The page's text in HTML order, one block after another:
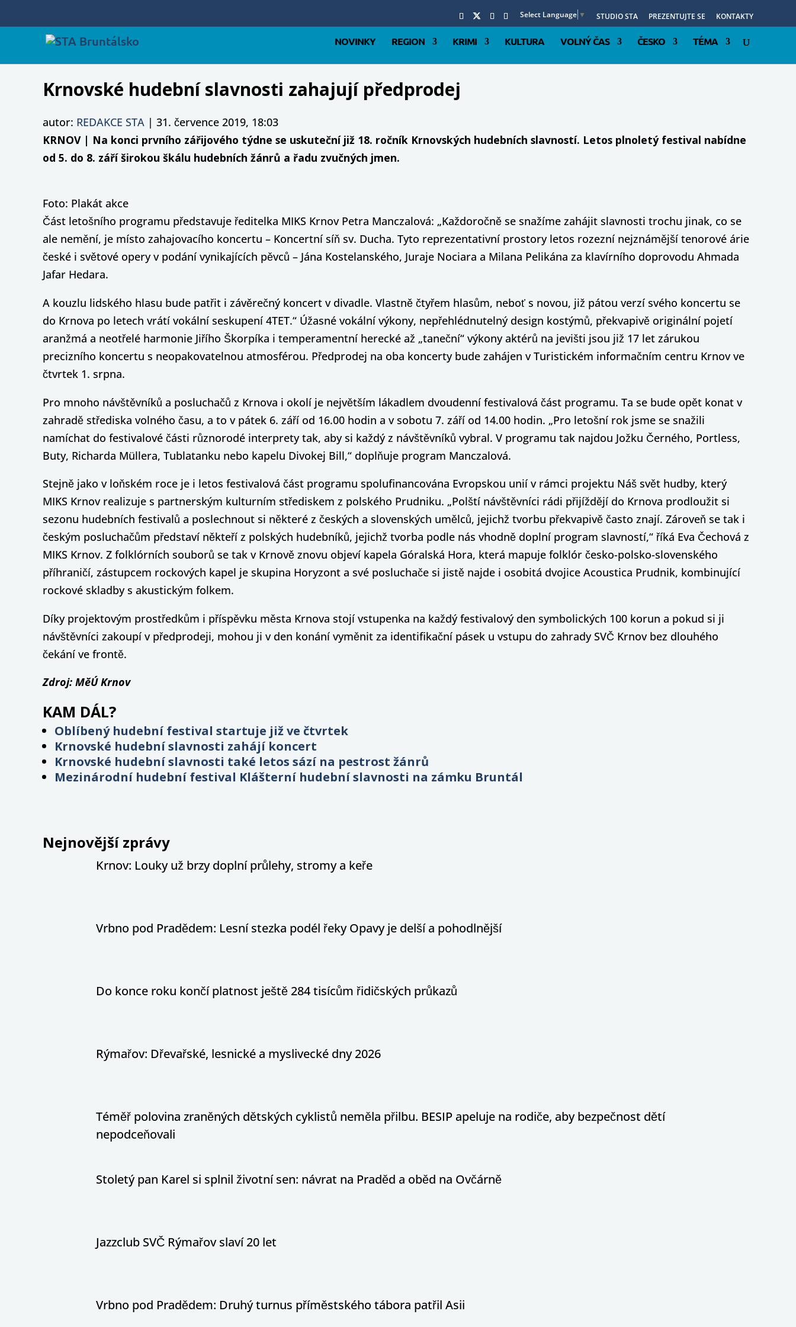
Select Language ▼ STUDIO STA PREZENTUJTE SE KONTAKTY
NOVINKY REGION KRIMI KULTURA VOLNÝ ČAS ČESKO TÉMA
Krnovské hudební slavnosti zahajují předprodej
autor: REDAKCE STA | 31. července 2019, 18:03
KRNOV | Na konci prvního zářijového týdne se uskuteční již 18. ročník Krnovských hudebních slavností. Letos plnoletý festival nabídne
od 5. do 8. září širokou škálu hudebních žánrů a řadu zvučných jmen.
Foto: Plakát akce
Část letošního programu představuje ředitelka MIKS Krnov Petra Manczalová: „Každoročně se snažíme zahájit slavnosti trochu jinak, co se
ale nemění, je místo zahajovacího koncertu – Koncertní síň sv. Ducha. Tyto reprezentativní prostory letos rozezní nejznámější tenorové árie
české i světové opery v podání vynikajících pěvců – Jána Kostelanského, Juraje Nociara a Milana Pelikána za klavírního doprovodu Ahmada
Jafar Hedara.
A kouzlu lidského hlasu bude patřit i závěrečný koncert v divadle. Vlastně čtyřem hlasům, neboť s novou, již pátou verzí svého koncertu se
do Krnova po letech vrátí vokální seskupení 4TET.“ Úžasné vokální výkony, nepřehlédnutelný design kostýmů, překvapivě originální pojetí
aranžmá a neotřelé harmonie Jiřího Škorpíka i temperamentní herecké až „taneční“ výkony aktérů na jevišti jsou již 17 let zárukou
precizního koncertu s neopakovatelnou atmosférou. Předprodej na oba koncerty bude zahájen v Turistickém informačním centru Krnov ve
čtvrtek 1. srpna.
Pro mnoho návštěvníků a posluchačů z Krnova i okolí je největším lákadlem dvoudenní festivalová část programu. Ta se bude opět konat v
zahradě střediska volného času, a to v pátek 6. září od 16.00 hodin a v sobotu 7. září od 14.00 hodin. „Pro letošní rok jsme se snažili
namíchat do festivalové části různorodé interprety tak, aby si každý z návštěvníků vybral. V programu tak najdou Jožku Černého, Portless,
Buty, Richarda Müllera, Tublatanku nebo kapelu Divokej Bill,“ doplňuje program Manczalová.
Stejně jako v loňském roce je i letos festivalová část programu spolufinancována Evropskou unií v rámci projektu Náš svět hudby, který
MIKS Krnov realizuje s partnerským kulturním střediskem z polského Prudniku. „Polští návštěvníci rádi přijíždějí do Krnova prodloužit si
sezonu hudebních festivalů a poslechnout si některé z českých a slovenských umělců, jejichž tvorbu překvapivě často znají. Zároveň se tak i
českým posluchačům představí někteří z polských hudebníků, jejichž tvorba podle nás vhodně doplní program slavností,“ říká Eva Čechová z
MIKS Krnov. Z folklórních souborů se tak v Krnově znovu objeví kapela Góralská Hora, která mapuje folklór česko-polsko-slovenského
příhraničí, zástupcem rockových kapel je skupina Horyzont a své posluchače si jistě najde i osobitá dvojice Acoustica Prudnik, kombinující
rockové skladby s akustickým folkem.
Díky projektovým prostředkům i příspěvku města Krnova stojí vstupenka na každý festivalový den symbolických 100 korun a pokud si ji
návštěvníci zakoupí v předprodeji, mohou ji v den konání vyměnit za identifikační pásek u vstupu do zahrady SVČ Krnov bez dlouhého
čekání ve frontě.
Zdroj: MěÚ Krnov
KAM DÁL?
Oblíbený hudební festival startuje již ve čtvrtek
Krnovské hudební slavnosti zahájí koncert
Krnovské hudební slavnosti také letos sází na pestrost žánrů
Mezinárodní hudební festival Klášterní hudební slavnosti na zámku Bruntál
Nejnovější zprávy
Krnov: Louky už brzy doplní průlehy, stromy a keře
Vrbno pod Pradědem: Lesní stezka podél řeky Opavy je delší a pohodlnější
Do konce roku končí platnost ještě 284 tisícům řidičských průkazů
Rýmařov: Dřevařské, lesnické a myslivecké dny 2026
Téměř polovina zraněných dětských cyklistů neměla přilbu. BESIP apeluje na rodiče, aby bezpečnost dětí
nepodceňovali
Stoletý pan Karel si splnil životní sen: návrat na Praděd a oběd na Ovčárně
Jazzclub SVČ Rýmařov slaví 20 let
Vrbno pod Pradědem: Druhý turnus příměstského tábora patřil Asii